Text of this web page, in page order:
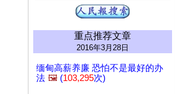
重点推荐文章
2016年3月28日
缅甸高薪养廉 恐怕不是最好的办
法 🖼️ (103,295次)